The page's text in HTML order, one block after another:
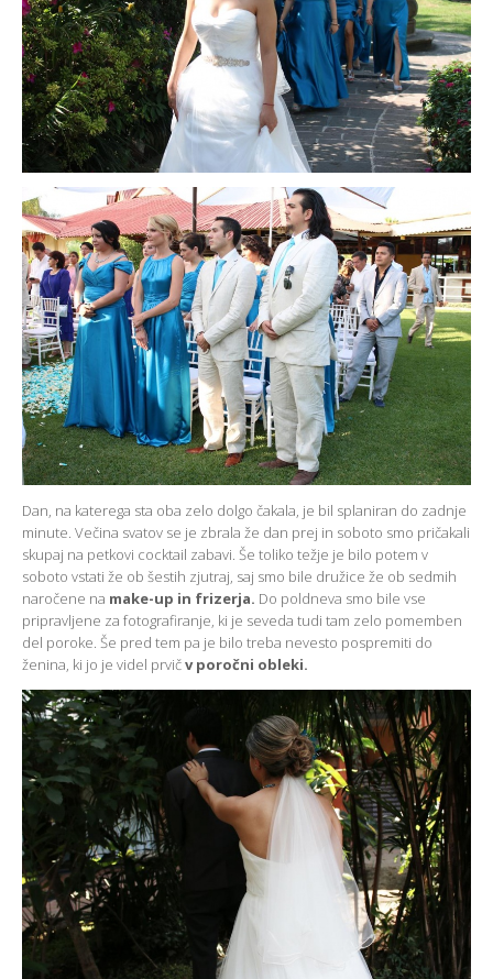
Dan, na katerega sta oba zelo dolgo čakala, je bil splaniran do zadnje
minute. Večina svatov se je zbrala že dan prej in soboto smo pričakali
skupaj na petkovi cocktail zabavi. Še toliko težje je bilo potem v
soboto vstati že ob šestih zjutraj, saj smo bile družice že ob sedmih
naročene na make-up in frizerja. Do poldneva smo bile vse
pripravljene za fotografiranje, ki je seveda tudi tam zelo pomemben
del poroke. Še pred tem pa je bilo treba nevesto pospremiti do
ženina, ki jo je videl prvičv poročni obleki.